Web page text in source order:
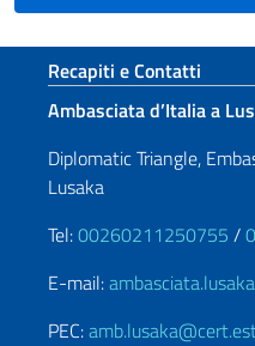
Sezione
Recapiti e Contatti
Ambasciata d’Italia a
Diplomatic Triangle,
Lusaka
Tel:00260211250755 /
E-mail:
PEC: